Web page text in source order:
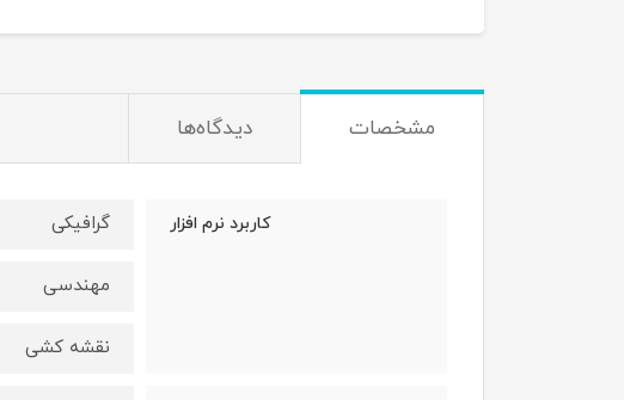
مشخصات دیدگاه‌ها
کاربرد نرم افزار گرافیکی
مهندسی
نقشه کشی